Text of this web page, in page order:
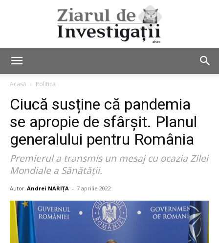
de
Investigații
Acasă Politică
Ciucă susține că pandemia
se apropie de sfârșit. Planul
generalului pentru România
Premierul a transmis un mesaj cu ocazia Zilei
Mondiale a Sănătății.
Autor Andrei NARIȚA - 7 aprilie 2022